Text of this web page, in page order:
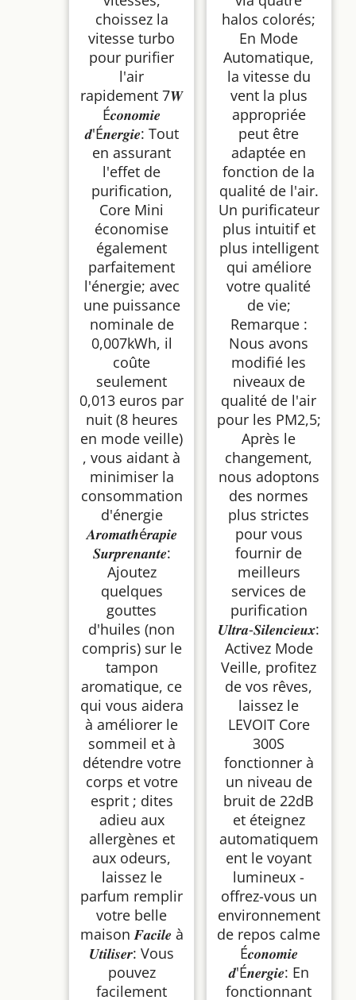
choissez la
vitesse turbo
pour purifier
l'air
rapidement 7𝑾
É𝒄𝒐𝒏𝒐𝒎𝒊𝒆
𝒅'É𝒏𝒆𝒓𝒈𝒊𝒆: Tout
en assurant
l'effet de
purification,
Core Mini
économise
également
parfaitement
l'énergie; avec
une puissance
nominale de
0,007kWh, il
coûte
seulement
0,013 euros par
nuit (8 heures
en mode veille)
, vous aidant à
minimiser la
consommation
d'énergie
𝑨𝒓𝒐𝒎𝒂𝒕𝒉é𝒓𝒂𝒑𝒊𝒆
𝑺𝒖𝒓𝒑𝒓𝒆𝒏𝒂𝒏𝒕𝒆:
Ajoutez
quelques
gouttes
d'huiles (non
compris) sur le
tampon
aromatique, ce
qui vous aidera
à améliorer le
sommeil et à
détendre votre
corps et votre
esprit ; dites
adieu aux
allergènes et
aux odeurs,
laissez le
parfum remplir
votre belle
maison 𝑭𝒂𝒄𝒊𝒍𝒆 à
𝑼𝒕𝒊𝒍𝒊𝒔𝒆𝒓: Vous
pouvez
facilement
halos colorés;
En Mode
Automatique,
la vitesse du
vent la plus
appropriée
peut être
adaptée en
fonction de la
qualité de l'air.
Un purificateur
plus intuitif et
plus intelligent
qui améliore
votre qualité
de vie;
Remarque :
Nous avons
modifié les
niveaux de
qualité de l'air
pour les PM2,5;
Après le
changement,
nous adoptons
des normes
plus strictes
pour vous
fournir de
meilleurs
services de
purification
𝑼𝒍𝒕𝒓𝒂-𝑺𝒊𝒍𝒆𝒏𝒄𝒊𝒆𝒖𝒙:
Activez Mode
Veille, profitez
de vos rêves,
laissez le
LEVOIT Core
300S
fonctionner à
un niveau de
bruit de 22dB
et éteignez
automatiquem
ent le voyant
lumineux -
offrez-vous un
environnement
de repos calme
É𝒄𝒐𝒏𝒐𝒎𝒊𝒆
𝒅'É𝒏𝒆𝒓𝒈𝒊𝒆: En
fonctionnant